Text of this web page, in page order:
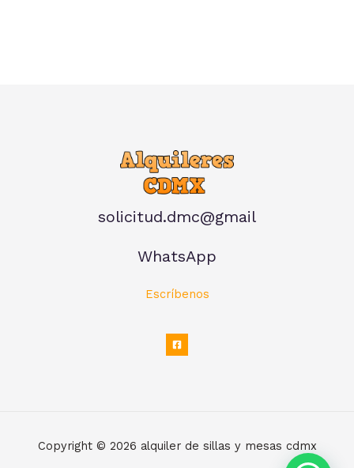
solicitud.dmc@gmail
WhatsApp
Escríbenos
Copyright © 2026 alquiler de sillas y mesas cdmx